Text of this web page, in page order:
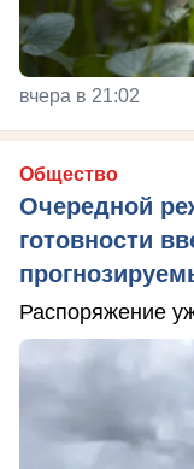
вчера в 21:02
Общество
Очередной
готовности
Распоряжение